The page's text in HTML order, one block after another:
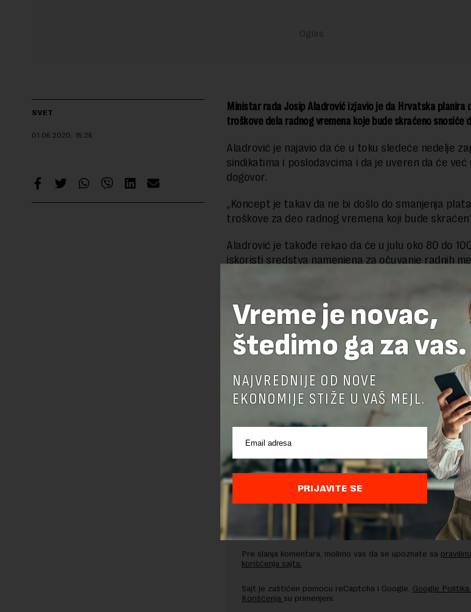
SVET
01.06.2020. 15:26
Ministar rada Josip Aladrović izjavio je da Hrvatska planira
troškove dela radnog vremena koje bude skraćeno snosiće
Aladrović je najavio da će u toku sledeće nedelje
sindikatima i poslodavcima i da je uveren da će
dogovor.
„Koncept je takav da ne bi došlo do smanjenja
troškove za deo radnog vremena koji bude
Aladrović je takođe rekao da će u julu oko 80 do
iskoristi sredstva namenjena za očuvanje radnih
Novac za takve mere je predviđen programom
Preuzimanje delova teksta je dozvoljeno, ali uz obavezno
ka izvornom tekstu na novaekonomija.rs
OSTAVITE ODGOVOR
Pre slanja komentara, molimo vas da se upoznate sa
korišćenja sajta.
Sajt je zaštićen pomocu reCaptcha i Google. Google
Korišćenja su primenjeni.
Vreme je novac,
štedimo ga za vas.
NAJVREDNIJE OD NOVE
EKONOMIJE STIŽE U VAŠ MEJL.
PRIJAVITE SE